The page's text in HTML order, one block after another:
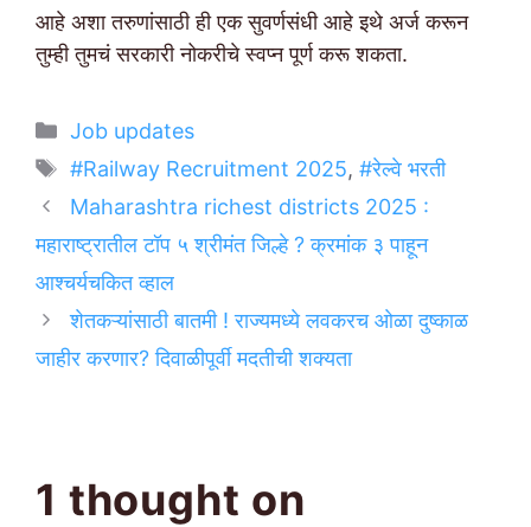
आहे अशा तरुणांसाठी ही एक सुवर्णसंधी आहे इथे अर्ज करून
तुम्ही तुमचं सरकारी नोकरीचे स्वप्न पूर्ण करू शकता.
Categories
Job updates
Tags
#Railway Recruitment 2025, #रेल्वे भरती
Maharashtra richest districts 2025 :
महाराष्ट्रातील टॉप ५ श्रीमंत जिल्हे ? क्रमांक ३ पाहून
आश्चर्यचकित व्हाल
शेतकऱ्यांसाठी बातमी ! राज्यमध्ये लवकरच ओळा दुष्काळ
जाहीर करणार? दिवाळीपूर्वी मदतीची शक्यता
1 thought on